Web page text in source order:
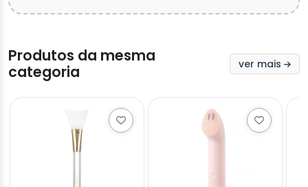
Produtos da mesma
categoria
ver mais